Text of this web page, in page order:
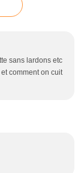
sans lardons etc
comment on cuit